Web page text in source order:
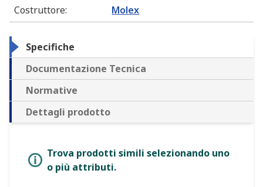
Costruttore: Molex
Specifiche
Documentazione Tecnica
Normative
Dettagli prodotto
Trova prodotti simili selezionando uno
o più attributi.